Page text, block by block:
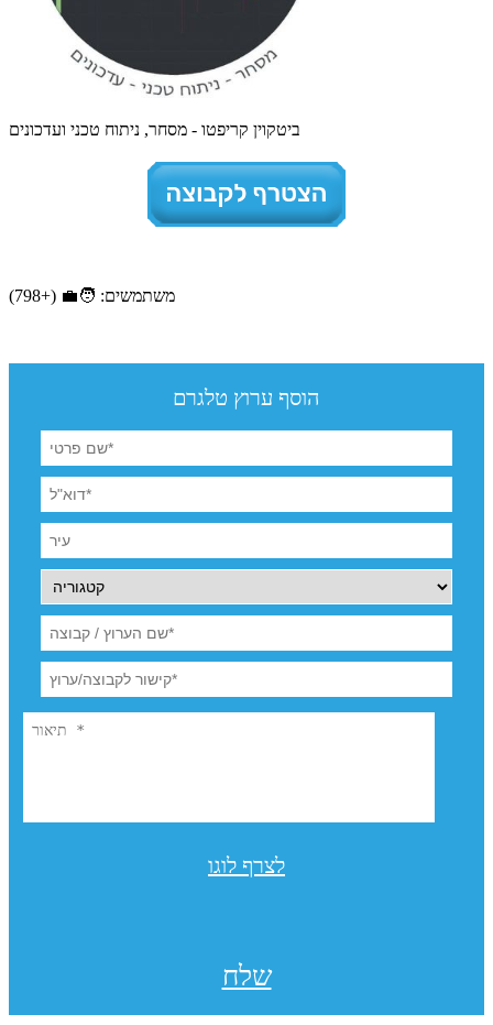
ביטקוין קריפטו - מסחר, ניתוח טכני ועדכונים
משתמשים: 🧑‍💼 (+798)
הוסף ערוץ טלגרם
לצרף לוגו
שלח